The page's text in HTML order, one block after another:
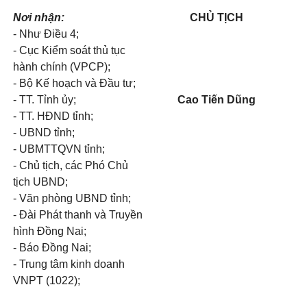
Nơi nhận:
- Như Điều 4;
- Cục Kiểm soát thủ tục
hành chính (VPCP);
- Bộ Kế hoạch và Đầu tư;
- TT. Tỉnh ủy;
- TT. HĐND tỉnh;
- UBND tỉnh;
- UBMTTQVN tỉnh;
- Chủ tịch, các Phó Chủ
tịch UBND;
- Văn phòng UBND tỉnh;
- Đài Phát thanh và Truyền
hình Đồng Nai;
- Báo Đồng Nai;
- Trung tâm kinh doanh
VNPT (1022);
CHỦ TỊCH
Cao Tiến Dũng